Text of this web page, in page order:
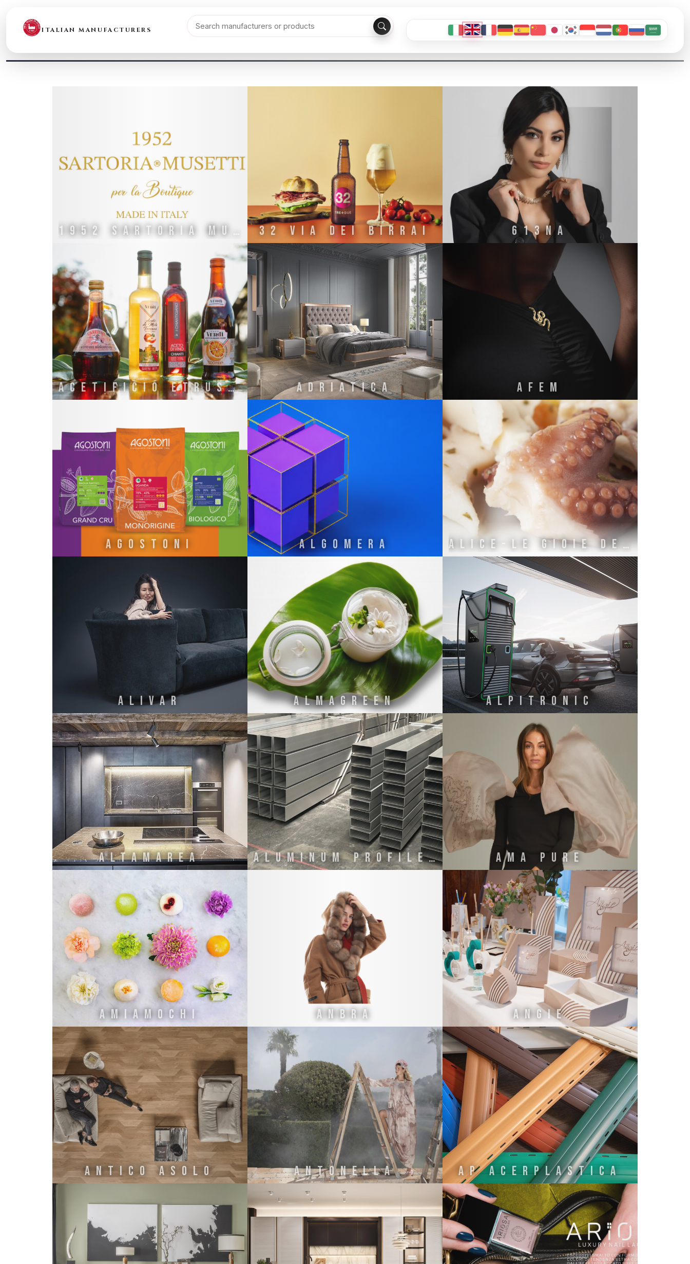
ITALIAN MANUFACTURERS
32 VIA DEI BIRRAI 613NA
ACETIFICIO ETRUSCO ADRIATICA AFEM
AGOSTONI ALGOMERA ALICE-LE GIOIE DELL'ADRIATICO
ALIVAR ALMAGREEN ALPITRONIC
ALTAMAREA ALUMINUM PROFILE ITALY AMA PURE
AMIAMOCHI ANBRA ANGIE
ANTICO ASOLO ANTONELLA AP ACERPLASTICA